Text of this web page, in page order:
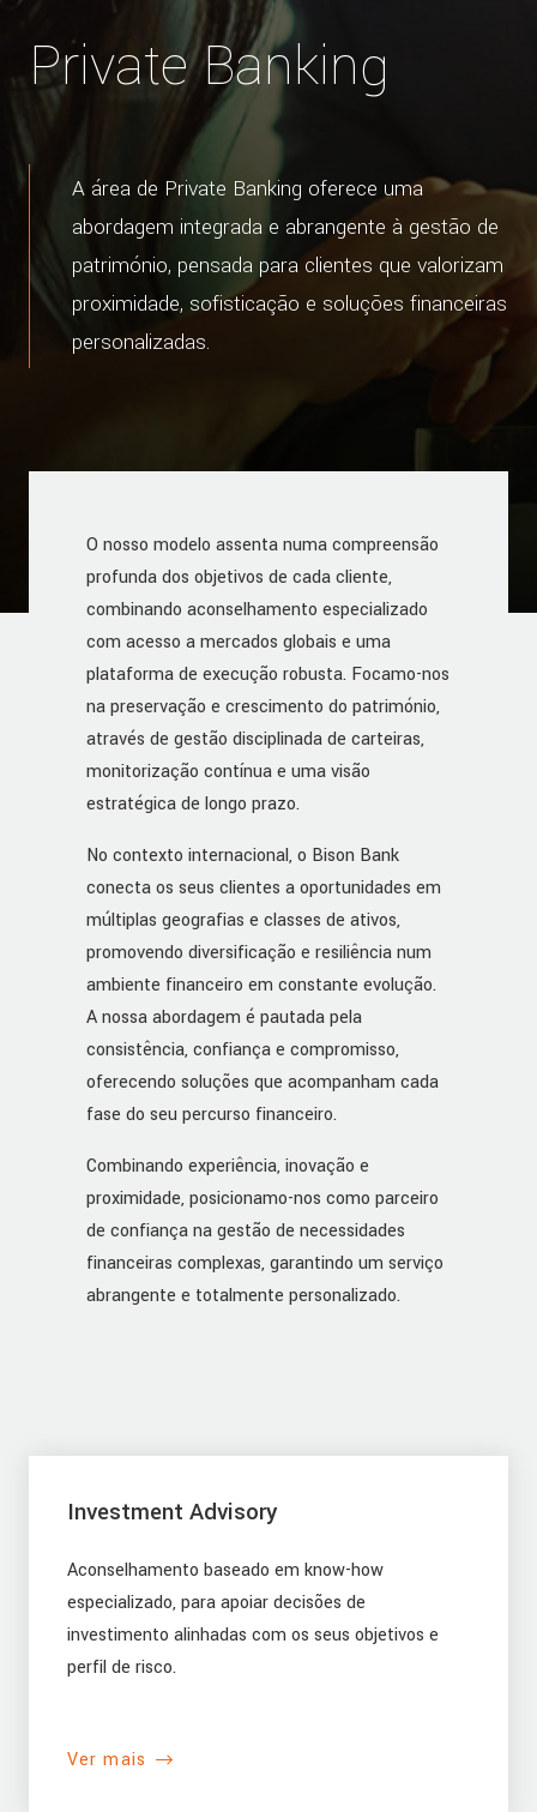
Private Banking
A área de Private Banking oferece uma
abordagem integrada e abrangente à gestão de
património, pensada para clientes que valorizam
proximidade, sofisticação e soluções financeiras
personalizadas.
O nosso modelo assenta numa compreensão
profunda dos objetivos de cada cliente,
combinando aconselhamento especializado
com acesso a mercados globais e uma
plataforma de execução robusta. Focamo-nos
na preservação e crescimento do património,
através de gestão disciplinada de carteiras,
monitorização contínua e uma visão
estratégica de longo prazo.
No contexto internacional, o Bison Bank
conecta os seus clientes a oportunidades em
múltiplas geografias e classes de ativos,
promovendo diversificação e resiliência num
ambiente financeiro em constante evolução.
A nossa abordagem é pautada pela
consistência, confiança e compromisso,
oferecendo soluções que acompanham cada
fase do seu percurso financeiro.
Combinando experiência, inovação e
proximidade, posicionamo-nos como parceiro
de confiança na gestão de necessidades
financeiras complexas, garantindo um serviço
abrangente e totalmente personalizado.
Investment Advisory
Aconselhamento baseado em know-how
especializado, para apoiar decisões de
investimento alinhadas com os seus objetivos e
perfil de risco.
Ver mais